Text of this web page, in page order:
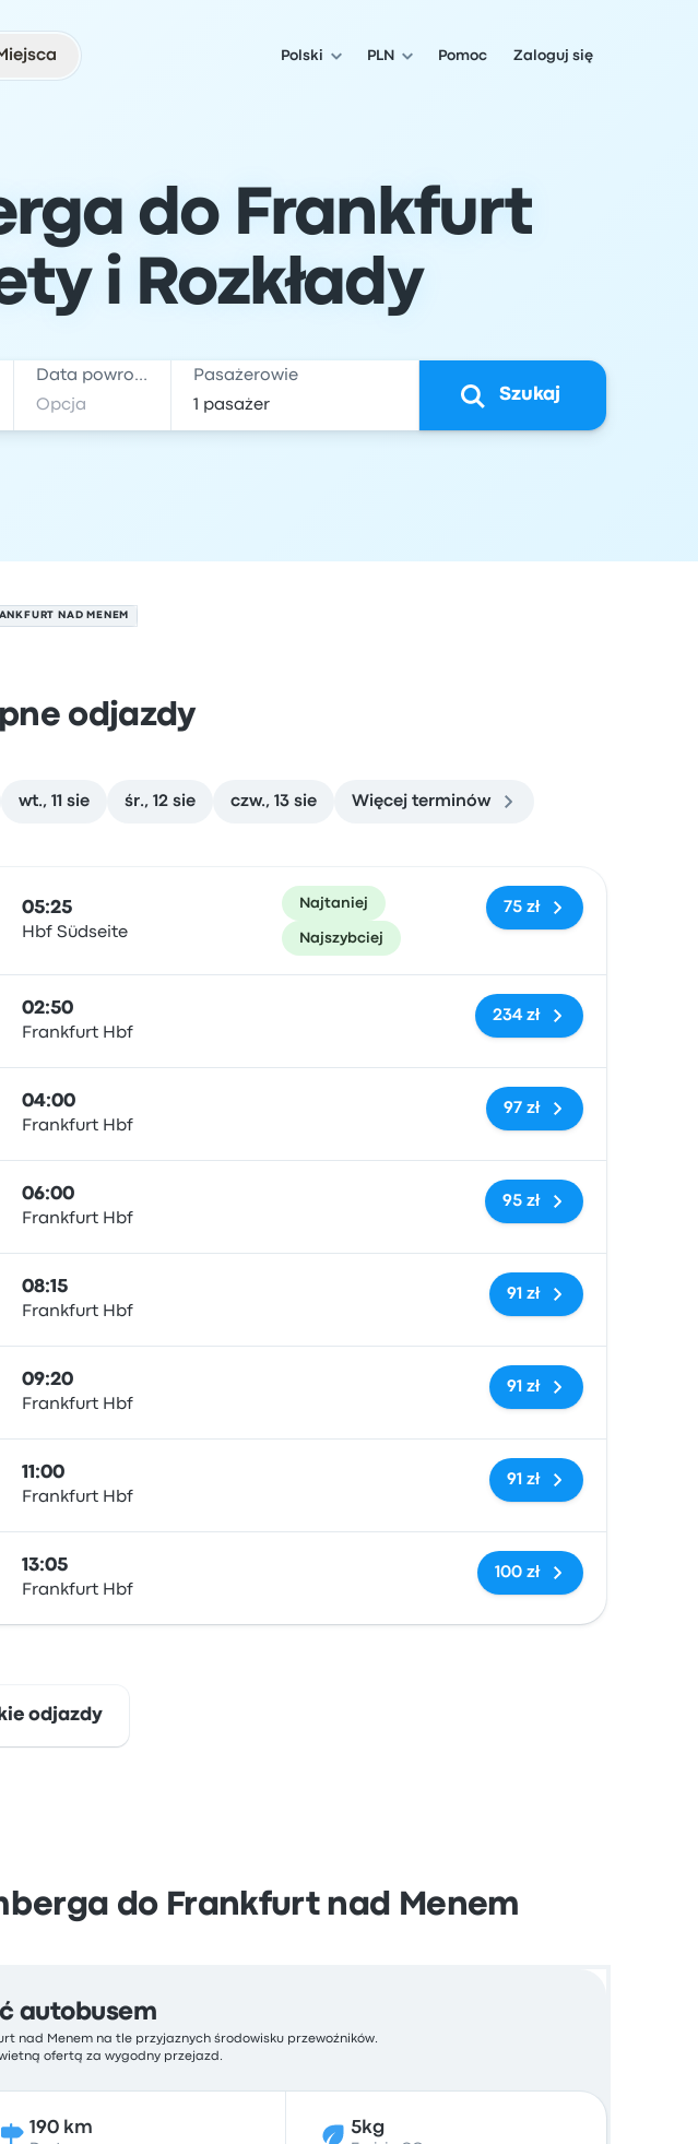
Polski PLN Pomoc Zaloguj się
do Frankfurt
i Rozkłady
Data powrotu Pasażerowie
Szukaj
NAD MENEM
odjazdy
wt., 11 sie śr., 12 sie czw., 13 sie Więcej terminów
05:25
Hbf Südseite
Najtaniej
Najszybciej
75 zł
02:50
Frankfurt Hbf
Brak tagów
234 zł
04:00
Frankfurt Hbf
Brak tagów
97 zł
06:00
Frankfurt Hbf
Brak tagów
95 zł
08:15
Frankfurt Hbf
Brak tagów
91 zł
09:20
Frankfurt Hbf
Brak tagów
91 zł
11:00
Frankfurt Hbf
Brak tagów
91 zł
13:05
Frankfurt Hbf
Brak tagów
100 zł
odjazdy
do Frankfurt nad Menem
autobusem
nad Menem na tle przyjaznych środowisku przewoźników.
ofertą za wygodny przejazd.
190 km 5kg